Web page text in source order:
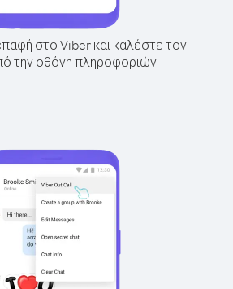
στο Viber και καλέστε τον
την οθόνη πληροφοριών